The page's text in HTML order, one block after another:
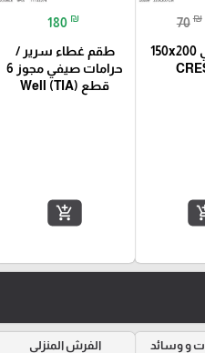
70 ₪
حرام صيفي 150x200
180 ₪
طقم غطاء سرير /
حرامات صيفي مجوز 6
قطع Well (TIA)
add_shopping_cart
و وسائد الفرش المنزلي